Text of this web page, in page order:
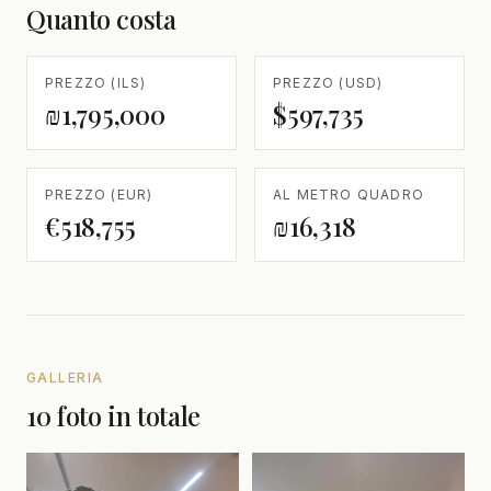
Quanto costa
PREZZO (ILS)
₪1,795,000
PREZZO (USD)
$597,735
PREZZO (EUR)
€518,755
AL METRO QUADRO
₪16,318
GALLERIA
10 foto in totale